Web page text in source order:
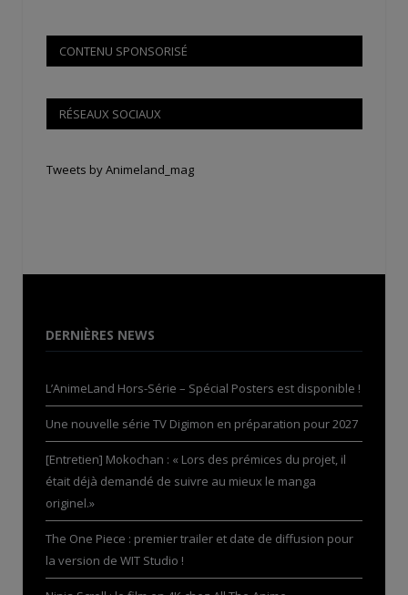
CONTENU SPONSORISÉ
RÉSEAUX SOCIAUX
Tweets by Animeland_mag
DERNIÈRES NEWS
L’AnimeLand Hors-Série – Spécial Posters est disponible !
Une nouvelle série TV Digimon en préparation pour 2027
[Entretien] Mokochan : « Lors des prémices du projet, il
était déjà demandé de suivre au mieux le manga
originel.»
The One Piece : premier trailer et date de diffusion pour
la version de WIT Studio !